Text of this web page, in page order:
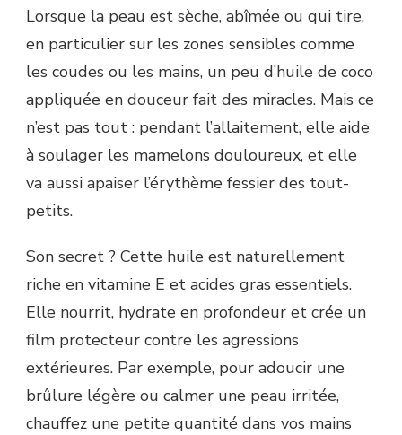
Lorsque la peau est sèche, abîmée ou qui tire,
en particulier sur les zones sensibles comme
les coudes ou les mains, un peu d’huile de coco
appliquée en douceur fait des miracles. Mais ce
n’est pas tout : pendant l’allaitement, elle aide
à soulager les mamelons douloureux, et elle
va aussi apaiser l’érythème fessier des tout-
petits.
Son secret ? Cette huile est naturellement
riche en vitamine E et acides gras essentiels.
Elle nourrit, hydrate en profondeur et crée un
film protecteur contre les agressions
extérieures. Par exemple, pour adoucir une
brûlure légère ou calmer une peau irritée,
chauffez une petite quantité dans vos mains